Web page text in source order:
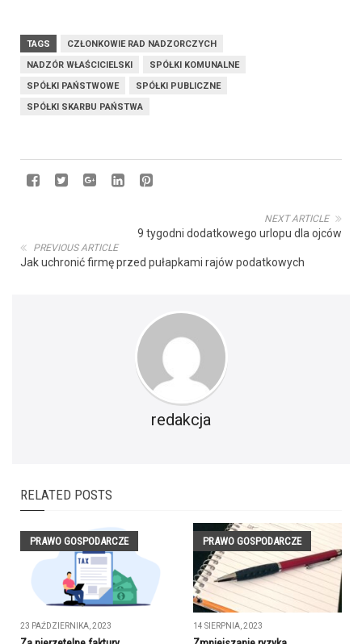
TAGS
CZŁONKOWIE RAD NADZORCZYCH
NADZÓR WŁAŚCICIELSKI
SPÓŁKI KOMUNALNE
SPÓŁKI PAŃSTWOWE
SPÓŁKI PUBLICZNE
SPÓŁKI SKARBU PAŃSTWA
NEXT ARTICLE
9 tygodni dodatkowego urlopu dla ojców
PREVIOUS ARTICLE
Jak uchronić firmę przed pułapkami rajów podatkowych
redakcja
RELATED POSTS
PRAWO GOSPODARCZE
23 PAŹDZIERNIKA, 2023
PRAWO GOSPODARCZE
14 SIERPNIA, 2023